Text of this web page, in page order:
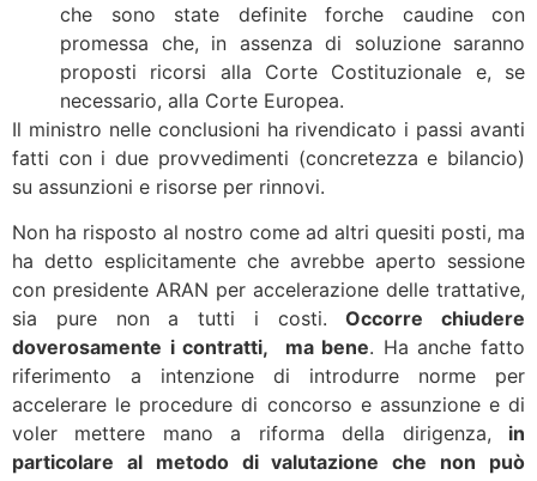
che sono state definite forche caudine con
promessa che, in assenza di soluzione saranno
proposti ricorsi alla Corte Costituzionale e, se
necessario, alla Corte Europea.
Il ministro nelle conclusioni ha rivendicato i passi avanti
fatti con i due provvedimenti (concretezza e bilancio)
su assunzioni e risorse per rinnovi.
Non ha risposto al nostro come ad altri quesiti posti, ma
ha detto esplicitamente che avrebbe aperto sessione
con presidente ARAN per accelerazione delle trattative,
sia pure non a tutti i costi.Occorre chiudere
doverosamente i contratti, ma bene. Ha anche fatto
riferimento a intenzione di introdurre norme per
accelerare le procedure di concorso e assunzione e di
voler mettere mano a riforma della dirigenza, in
particolare al metodo di valutazione che non può